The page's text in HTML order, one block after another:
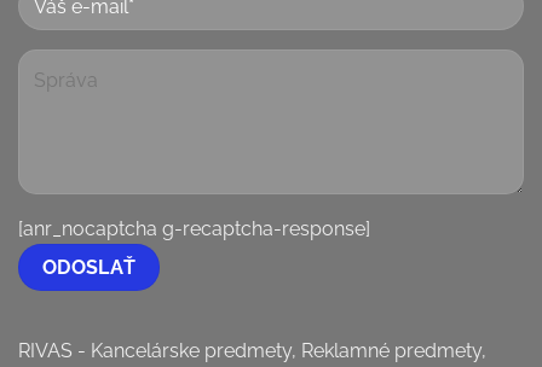
[anr_nocaptcha g-recaptcha-response]
RIVAS - Kancelárske predmety, Reklamné predmety,